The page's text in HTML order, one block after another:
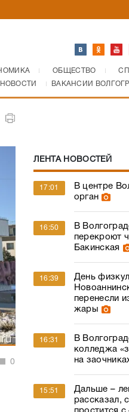
ОБЩЕСТВО
ВАКАНСИИ
0
ЛЕНТА НОВОСТЕЙ
17:01
В центре
орган
16:50
В
перекроют
Бакинская
16:39
День
перенесли
жары
16:31
В
колледжа
на
15:51
Дальше –
рассказал,